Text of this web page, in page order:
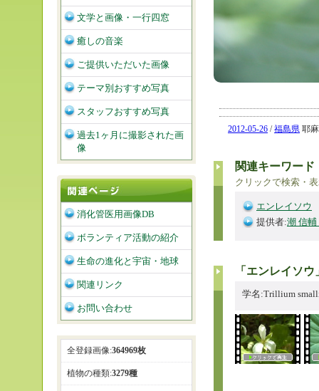
2012-05-26 / 福島県 耶
関連キーワード
クリックで検索・
エンレイソウ
提供者:潮 信
「エンレイソ
学名:Trillium
文学と画像・一行四窓
癒しの音楽
ご提供いただいた画像
テーマ別おすすめ写真
スタッフおすすめ写真
過去1ヶ月に撮影された画
像
消化管医用画像DB
ボランティア活動の紹介
生命の進化と宇宙・地球
関連リンク
お問い合わせ
全登録画像:364969枚
植物の種類:3279種